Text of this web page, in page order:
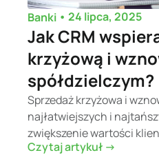
Banki • 24 lipca, 2025
Jak CRM
krzyżową i
spółdzielczym?
Sprzedaż krzyżowa i
najłatwiejszych i
zwiększenie wartości
Czytaj artykuł ->